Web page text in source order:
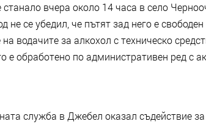
вчера около 14 часа в село
не се убедил, че пътят зад него е свободен
водачите за алкохол с техническо
е обработено по административен ред с
служба в Джебел оказал съдействие за